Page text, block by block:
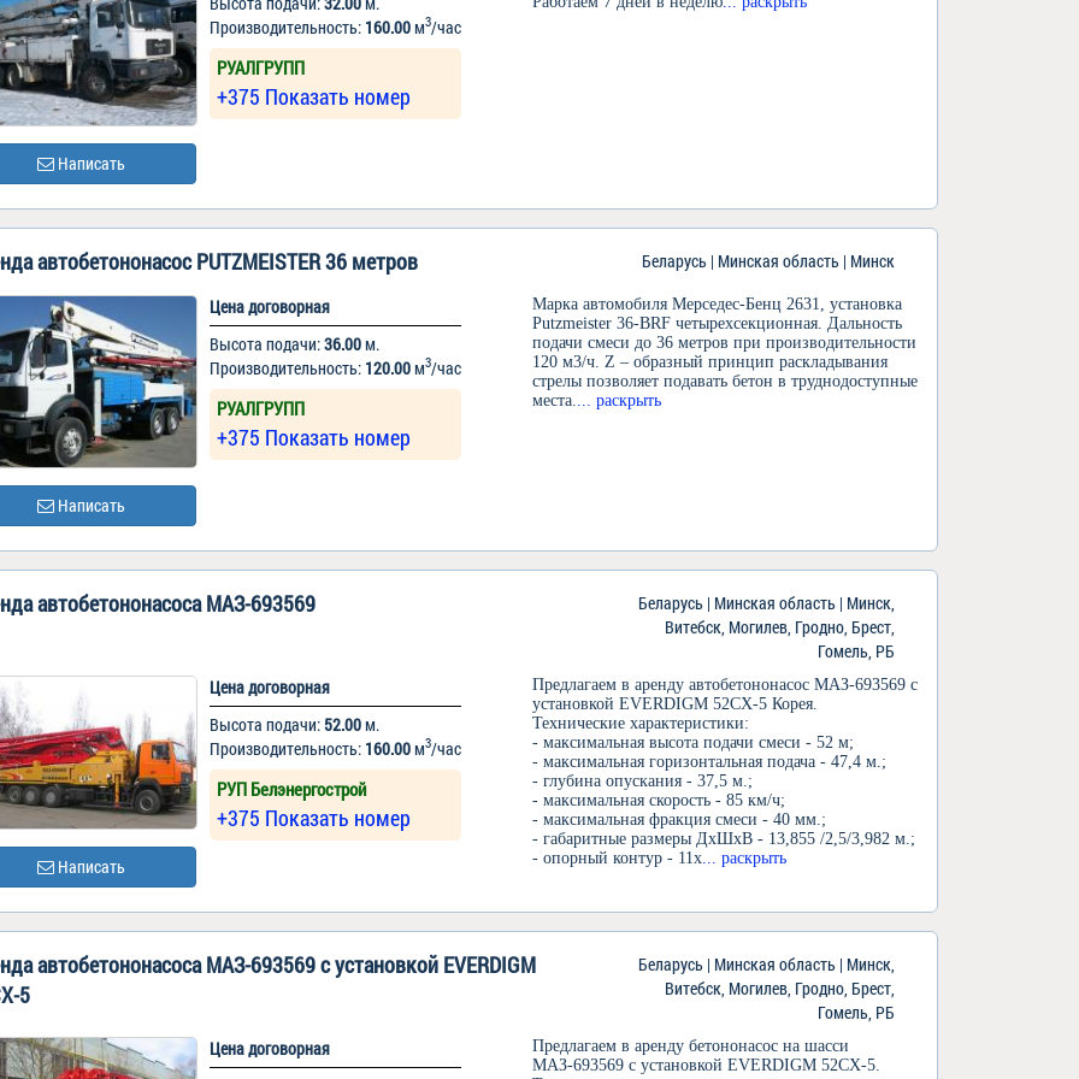
Написать
Производительность: 160.00м3/час
РУАЛГРУПП
+375 Показать номер
автобетононасос PUTZMEISTER 36 метров Беларусь | Минская область | Минск
Написать
Цена договорная
Высота подачи:36.00м.
Производительность: 120.00м3/час
РУАЛГРУПП
+375 Показать номер
Марка автомобиля Мерседес-Бенц 2631, установка
Putzmeister 36-BRF четырехсекционная. Дальность
подачи смеси до 36 метров при производительности
120 м3/ч. Z – образный принцип раскладывания
стрелы позволяет подавать бетон в труднодоступные
места.
... раскрыть
автобетононасоса МАЗ-693569
Беларусь | Минская область | Минск,
Витебск, Могилев, Гродно, Брест,
Гомель, РБ
Написать
Цена договорная
Высота подачи: 52.00м.
Производительность: 160.00м3/час
РУП Белэнергострой
+375 Показать номер
Предлагаем в аренду автобетононасос МАЗ-693569 с
установкой EVERDIGM 52CX-5 Корея.
Технические характеристики:
- максимальная высота подачи смеси - 52 м;
- максимальная горизонтальная подача - 47,4 м.;
- глубина опускания - 37,5 м.;
- максимальная скорость - 85 км/ч;
- максимальная фракция смеси - 40 мм.;
- габаритные размеры ДхШхВ - 13,855 /2,5/3,982 м.;
- опорный контур - 11х ... раскрыть
автобетононасоса МАЗ-693569 c установкой EVERDIGM
5
Беларусь | Минская область | Минск,
Витебск, Могилев, Гродно, Брест,
Гомель, РБ
Цена договорная
Предлагаем в аренду бетононасос на шасси
МАЗ-693569 с установкой EVERDIGM 52CX-5.